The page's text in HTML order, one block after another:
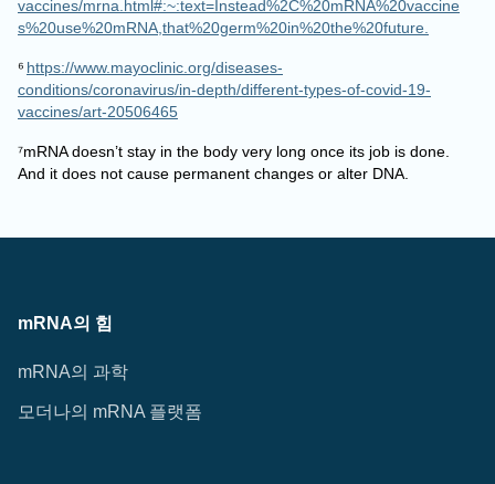
vaccines/mrna.html#:~:text=Instead%2C%20mRNA%20vaccine
s%20use%20mRNA,that%20germ%20in%20the%20future.
⁶ https://www.mayoclinic.org/diseases-
conditions/coronavirus/in-depth/different-types-of-covid-19-
vaccines/art-20506465
⁷mRNA doesn’t stay in the body very long once its job is done.
And it does not cause permanent changes or alter DNA.
mRNA의 힘
mRNA의 과학
모더나의 mRNA 플랫폼